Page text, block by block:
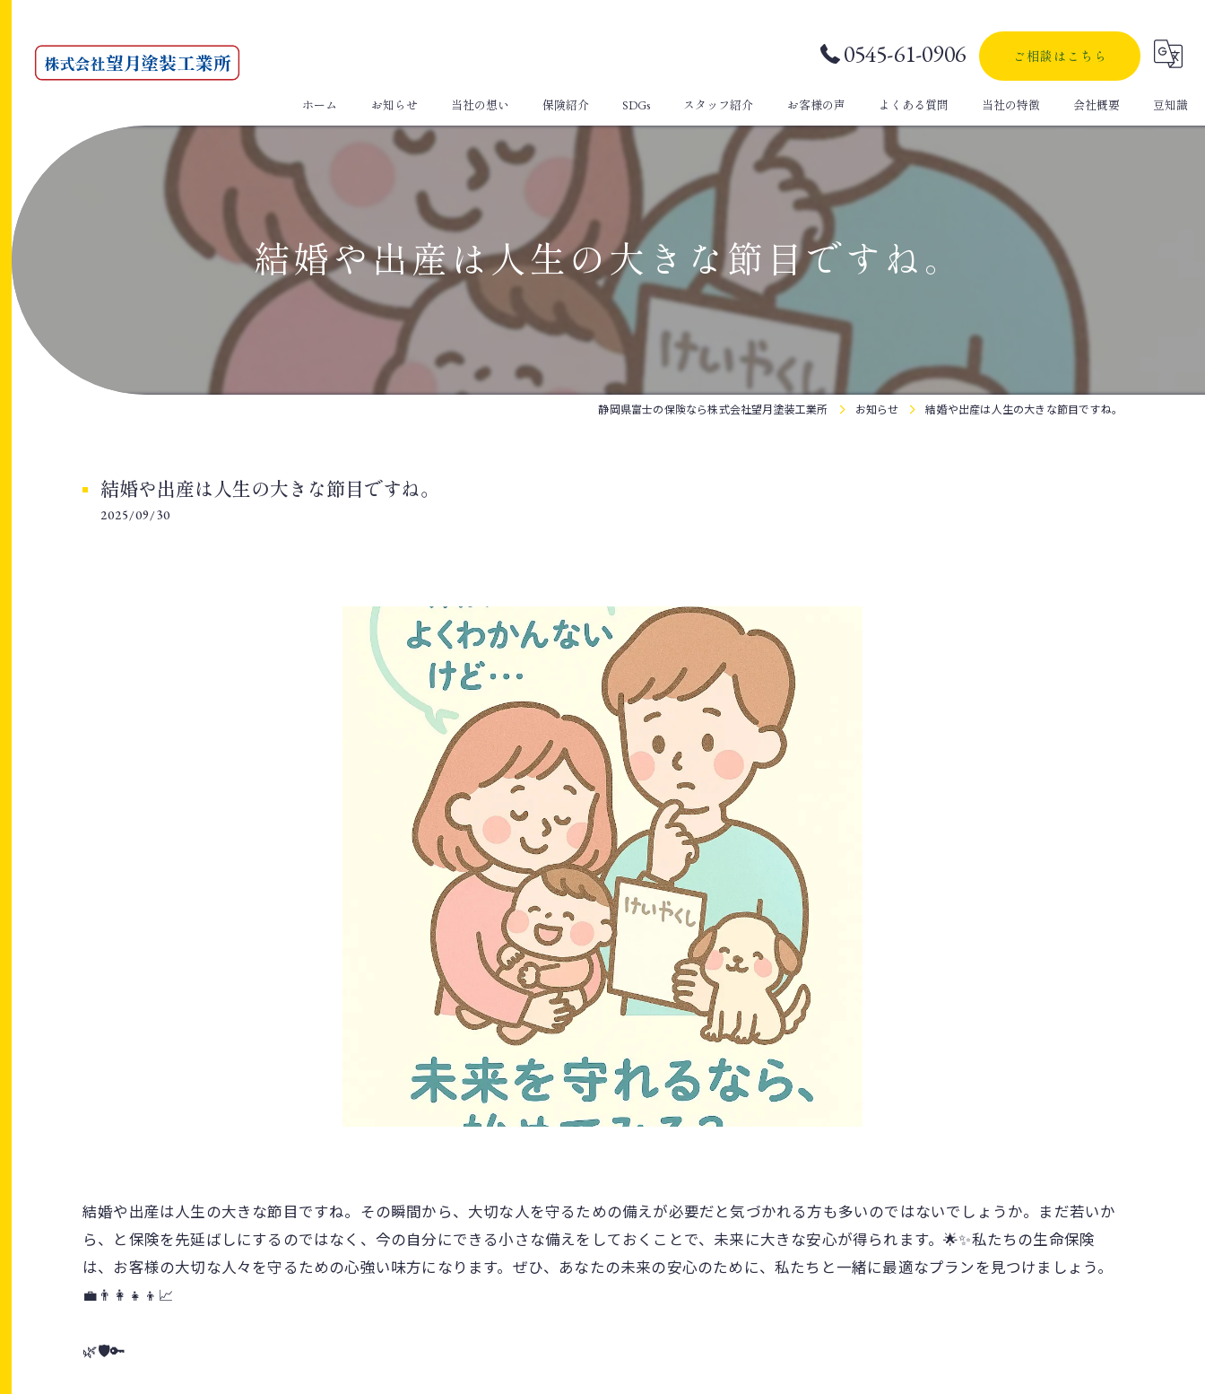
0545-61-0906 ご相談はこちら
ホーム お知らせ 当社の想い 保険紹介
法人向け保険
SDGs スタッフ紹介 お客様の声 よくある質問 当社の特徴
生命保険
会社概要 豆知識
結婚や出産は人生の大きな節目ですね。
静岡県富士の保険なら株式会社望月塗装工業所 お知らせ 結婚や出産は人生の大きな節目ですね。
結婚や出産は人生の大きな節目ですね。
2025/09/30
結婚や出産は人生の大きな節目ですね。その瞬間から、大切な人を守るための備えが必要だと気づかれる方も多いのではないでしょうか。まだ若いか
ら、と保険を先延ばしにするのではなく、今の自分にできる小さな備えをしておくことで、未来に大きな安心が得られます。🌟✨私たちの生命保険
は、お客様の大切な人々を守るための心強い味方になります。ぜひ、あなたの未来の安心のために、私たちと一緒に最適なプランを見つけましょう。
💼👨‍👩‍👧‍👦📈
🌿🛡️🔑